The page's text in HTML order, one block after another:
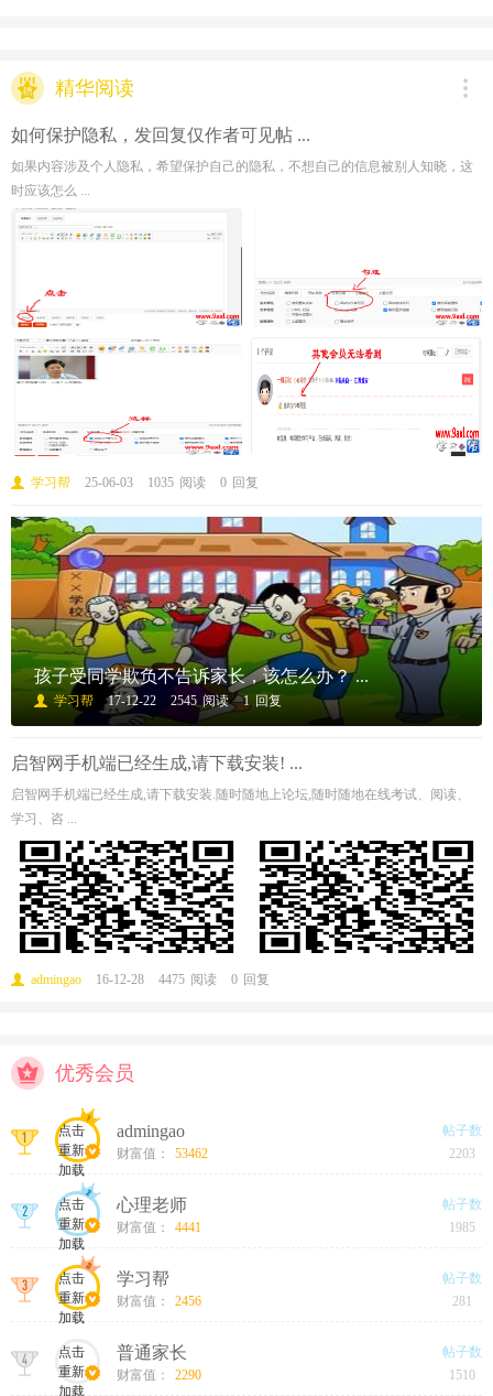
精华阅读
如何保护隐私，发回复仅作者可见帖 ...
如果内容涉及个人隐私，希望保护自己的隐私，不想自己的信息被别人知晓，这
时应该怎么 ...
学习帮 25-06-03 1035 阅读 0 回复
孩子受同学欺负不告诉家长，该怎么办？ ...
学习帮 17-12-22 2545 阅读 1 回复
启智网手机端已经生成,请下载安装! ...
启智网手机端已经生成,请下载安装.随时随地上论坛,随时随地在线考试、阅读、
学习、咨 ...
admingao 16-12-28 4475 阅读 0 回复
优秀会员
点击
重新
加载
admingao
财富值： 53462
帖子数
2203
点击
重新
加载
心理老师
财富值： 4441
帖子数
1985
点击
重新
加载
学习帮
财富值： 2456
帖子数
281
点击
重新
加载
普通家长
财富值： 2290
帖子数
1510